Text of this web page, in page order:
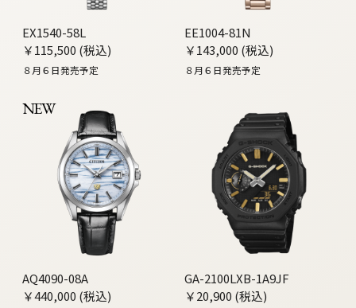
EX1540-58L
￥115,500 (税込)
８月６日発売予定
EE1004-81N
￥143,000 (税込)
８月６日発売予定
NEW
AQ4090-08A
￥440,000 (税込)
GA-2100LXB-1A9JF
￥20,900 (税込)